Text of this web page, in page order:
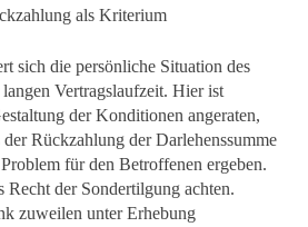
als Kriterium
sich die persönliche Situation des
Vertragslaufzeit. Hier ist
der Konditionen angeraten,
Rückzahlung der Darlehenssumme
für den Betroffenen ergeben.
Recht der Sondertilgung achten.
zuweilen unter Erhebung